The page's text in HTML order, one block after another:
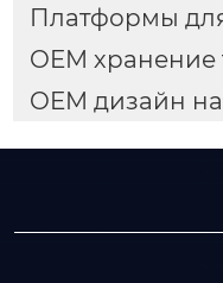
Платформы
OEM хранение
OEM дизайн